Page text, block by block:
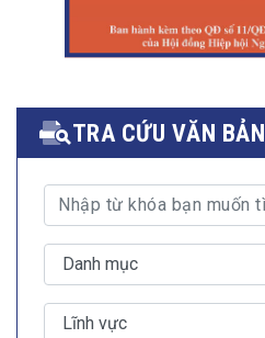
TRA CỨU VĂN BẢN